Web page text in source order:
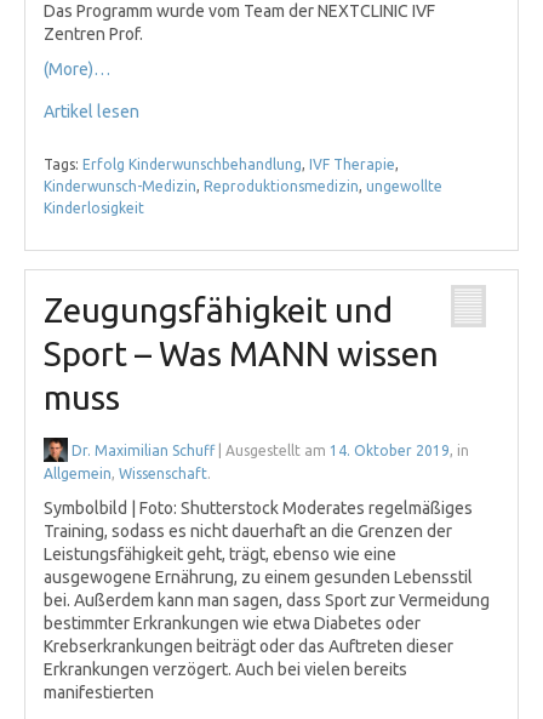
Das Programm wurde vom Team der NEXTCLINIC IVF
Zentren Prof.
(More)…
Artikel lesen
Tags: Erfolg Kinderwunschbehandlung, IVF Therapie,
Kinderwunsch-Medizin, Reproduktionsmedizin, ungewollte
Kinderlosigkeit
Zeugungsfähigkeit und
Sport – Was MANN wissen
muss
Dr. Maximilian Schuff| Ausgestellt am 14. Oktober 2019, in
Allgemein, Wissenschaft.
Symbolbild | Foto: Shutterstock Moderates regelmäßiges
Training, sodass es nicht dauerhaft an die Grenzen der
Leistungsfähigkeit geht, trägt, ebenso wie eine
ausgewogene Ernährung, zu einem gesunden Lebensstil
bei. Außerdem kann man sagen, dass Sport zur Vermeidung
bestimmter Erkrankungen wie etwa Diabetes oder
Krebserkrankungen beiträgt oder das Auftreten dieser
Erkrankungen verzögert. Auch bei vielen bereits
manifestierten